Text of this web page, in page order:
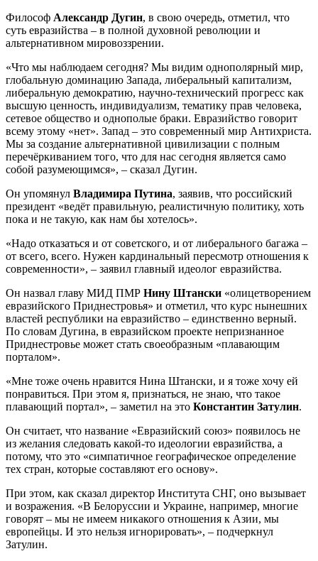
Философ Александр Дугин, в свою очередь, отметил, что
суть евразийства – в полной духовной революции и
альтернативном мировоззрении.
«Что мы наблюдаем сегодня? Мы видим однополярный мир,
глобальную доминацию Запада, либеральный капитализм,
либеральную демократию, научно-технический прогресс как
высшую ценность, индивидуализм, тематику прав человека,
сетевое общество и однополые браки. Евразийство говорит
всему этому «нет». Запад – это современный мир Антихриста.
Мы за создание альтернативной цивилизации с полным
перечёркиванием того, что для нас сегодня является само
собой разумеющимся», – сказал Дугин.
Он упомянул Владимира Путина, заявив, что российский
президент «ведёт правильную, реалистичную политику, хоть
пока и не такую, как нам бы хотелось».
«Надо отказаться и от советского, и от либерального багажа –
от всего, всего. Нужен кардинальный пересмотр отношения к
современности», – заявил главный идеолог евразийства.
Он назвал главу МИД ПМР Нину Штански «олицетворением
евразийского Приднестровья» и отметил, что курс нынешних
властей республики на евразийство – единственно верный.
По словам Дугина, в евразийском проекте непризнанное
Приднестровье может стать своеобразным «плавающим
порталом».
«Мне тоже очень нравится Нина Штански, и я тоже хочу ей
понравиться. При этом я, признаться, не знаю, что такое
плавающий портал», – заметил на это Константин Затулин.
Он считает, что название «Евразийский союз» появилось не
из желания следовать какой-то идеологии евразийства, а
потому, что это «симпатичное географическое определение
тех стран, которые составляют его основу».
При этом, как сказал директор Института СНГ, оно вызывает
и возражения. «В Белоруссии и Украине, например, многие
говорят – мы не имеем никакого отношения к Азии, мы
европейцы. И это нельзя игнорировать», – подчеркнул
Затулин.